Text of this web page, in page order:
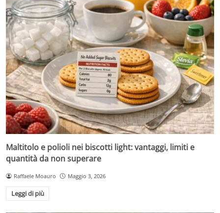
Maltitolo e polioli nei biscotti light: vantaggi, limiti e
quantità da non superare
Raffaele Moauro Maggio 3, 2026
Leggi di più